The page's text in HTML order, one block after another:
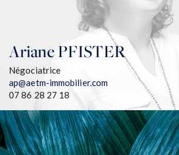
ArianePFISTER
Négociatrice
ap@aetm-immobilier.com
07 86 28 27 18